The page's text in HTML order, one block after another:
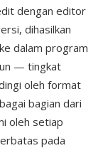
dengan editor
dihasilkan
dalam program
— tingkat
oleh format
bagian dari
oleh setiap
pada